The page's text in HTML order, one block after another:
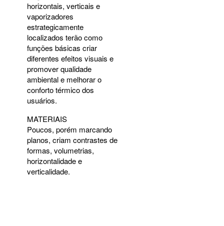
horizontais, verticais e
vaporizadores
estrategicamente
localizados terão como
funções básicas criar
diferentes efeitos visuais e
promover qualidade
ambiental e melhorar o
conforto térmico dos
usuários.
MATERIAIS
Poucos, porém marcando
planos, criam contrastes de
formas, volumetrias,
horizontalidade e
verticalidade.